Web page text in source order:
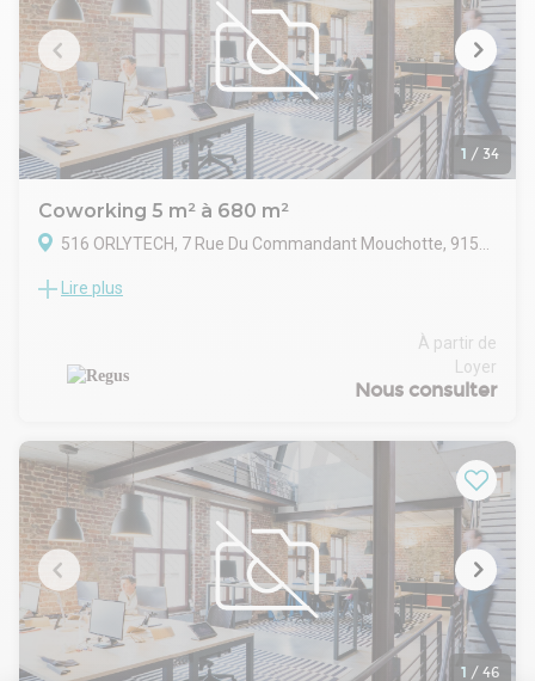
pour les professionnels en quête de flexibilité. La présence
de Regus sur site renforce l’attractivité de l’immeuble, en
apportant une offre clé en main reconnue et intégrée à un
réseau international.
1 / 34
Coworking 5 m² à 680 m²
516 ORLYTECH, 7 Rue Du Commandant Mouchotte, 91550 Orly
Accédez à un espace de travail lumineux et inspirant conçu
performante. Bureaux modernes très bien desservis.
Installez votre entreprise à Orly, célèbre pour ses excellentes
voies de transport. Orlytech se situe à moins de 13
Vos clients ne manqueront pas d'être impressionnés par
l'intérieur moderne de l'immeuble, avec ses grandes
fenêtres qui laissent filtrer une abondante lumière naturelle.
S'ils doivent loger sur place, réservez-leur une chambre dans
l'hôtel tout proche, idéalement situé sur la même propriété
que le centre d'affaires.
Domiciliez votre entreprise dans un bureau privatif de 30 m²
à Orly Orlytech, qui convient à 5 employés. Du mobilier au Wi-
Fi haut débit, tout est pris en charge dans nos grands
bureaux entièrement équipés, afin que vous puissiez vous
Lire plus
À partir de
Loyer
Nous consulter
1 / 46